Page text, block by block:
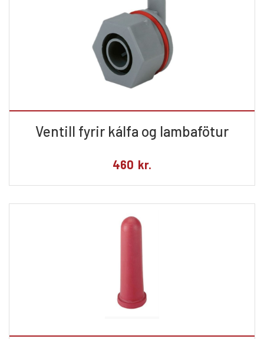
Ventill fyrir kálfa og lambafötur
460 kr.